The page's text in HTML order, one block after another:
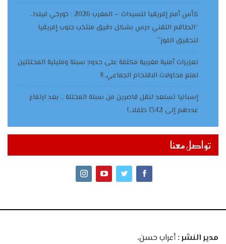
كأس أمم إفريقيا للسيدات – المغرب 2026 : خورخي فيلدا..
“الطاقم التقني درس بشكل دقيق منتخب جنوب إفريقيا
لتحقيق الفوز”
تعزيزات أمنية مغربية مكثفة على حدود سبتة ومليلية المحتلتين
لمنع محاولات الاقتحام الجماعي..!!
إسبانيا تستعد لنقل قاصرين من سبتة المحتلة .. بعد ارتفاع
عددهم إلى 1342 طفلا..!
تواصل معنا
مدير النشر :أعراب حسن،